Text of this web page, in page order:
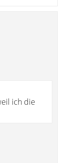
ich die